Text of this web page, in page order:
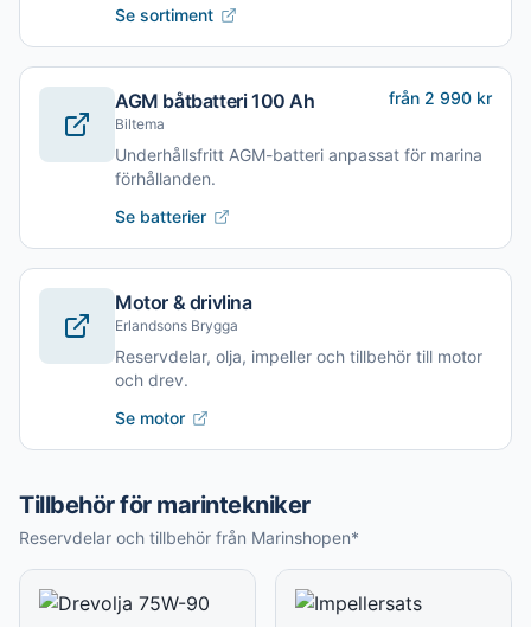
Se sortiment
AGM båtbatteri 100 Ah
Biltema
från 2 990 kr
Underhållsfritt AGM-batteri anpassat för marina
förhållanden.
Se batterier
Motor & drivlina
Erlandsons Brygga
Reservdelar, olja, impeller och tillbehör till motor
och drev.
Se motor
Tillbehör för marintekniker
Reservdelar och tillbehör från Marinshopen*